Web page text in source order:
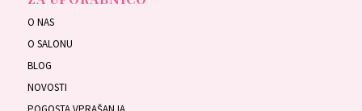
O NAS
O SALONU
BLOG
NOVOSTI